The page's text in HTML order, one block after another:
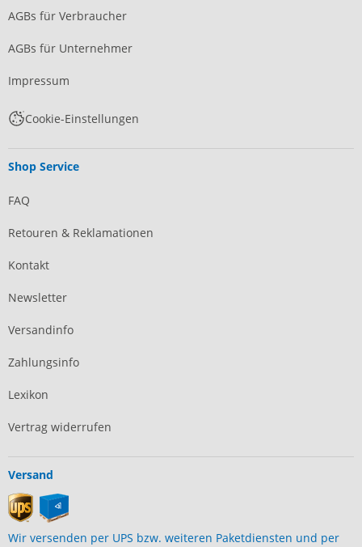
AGBs für Verbraucher
AGBs für Unternehmer
Impressum
Cookie-Einstellungen
Shop Service
FAQ
Retouren & Reklamationen
Kontakt
Newsletter
Versandinfo
Zahlungsinfo
Lexikon
Vertrag widerrufen
Versand
Wir versenden per UPS bzw. weiteren Paketdiensten und per